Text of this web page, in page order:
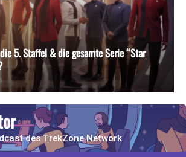
5. Staffel & die gesamte Serie “Star
des TrekZone Network